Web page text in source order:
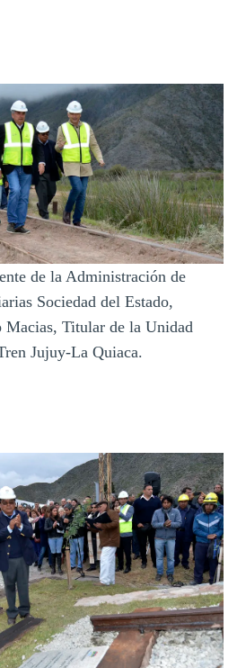
de la Administración de
Sociedad del Estado,
Titular de la Unidad
Jujuy-La Quiaca.